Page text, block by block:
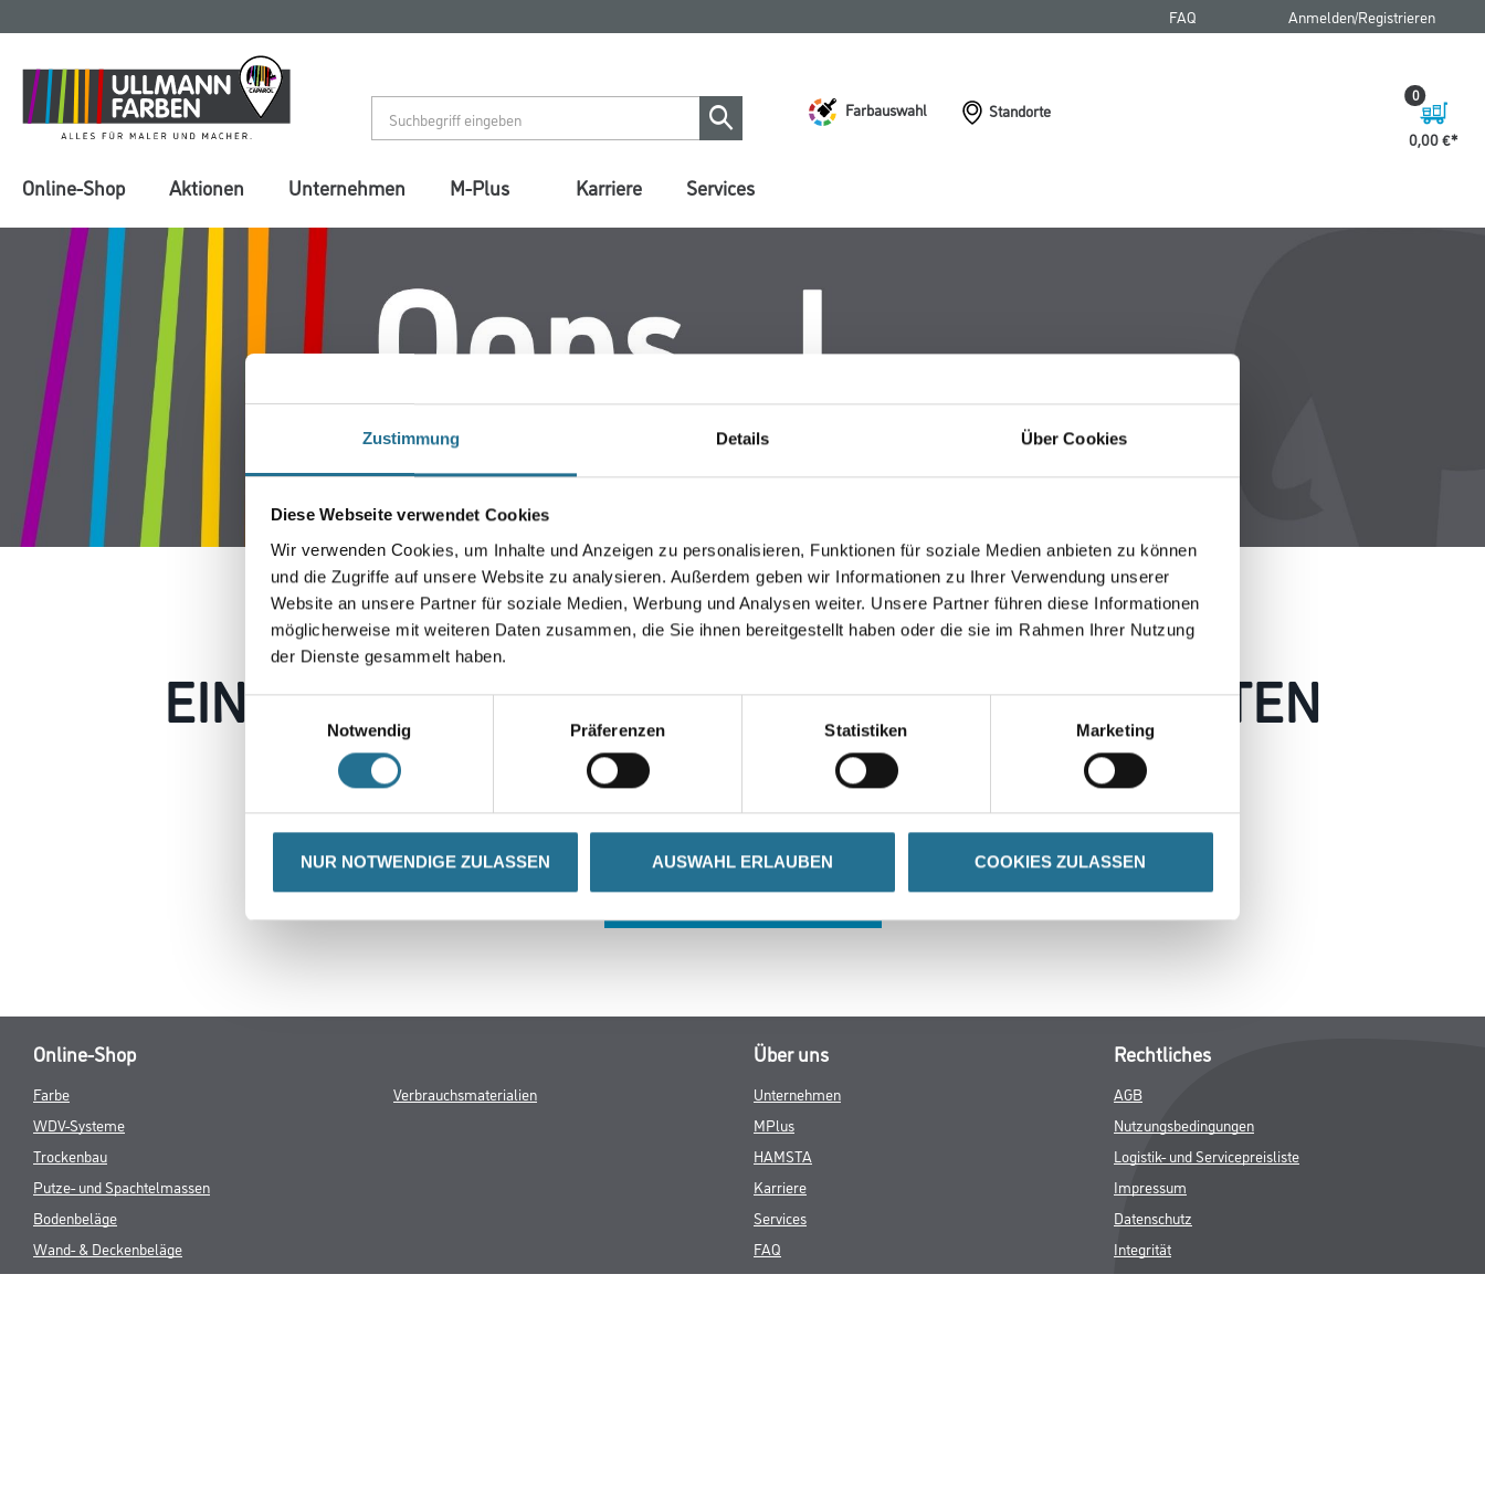
Zustimmung Details Über Cookies
Diese Webseite verwendet Cookies
Wir verwenden Cookies, um Inhalte und Anzeigen zu personalisieren, Funktionen für soziale Medien anbieten zu können
und die Zugriffe auf unsere Website zu analysieren. Außerdem geben wir Informationen zu Ihrer Verwendung unserer
Website an unsere Partner für soziale Medien, Werbung und Analysen weiter. Unsere Partner führen diese Informationen
möglicherweise mit weiteren Daten zusammen, die Sie ihnen bereitgestellt haben oder die sie im Rahmen Ihrer Nutzung
der Dienste gesammelt haben.
Notwendig
Präferenzen Statistiken Marketing
NUR NOTWENDIGE ZULASSEN AUSWAHL ERLAUBEN COOKIES ZULASSEN
springen
springen
FAQ Anmelden/Registrieren
Farbauswahl
Standorte
0,00 €
0
Online-Shop Aktionen Unternehmen M-Plus Karriere Services
EIN KLEINER ZWISCHENFALL IST AUFGETRETEN
Keine Sorge, wir pinseln schon an der Lösung und werden das Problem so schnell wie möglich beheben.
Erkunden Sie in der Zwischenzeit unseren Online-Shop und lassen Sie sich inspirieren.
Online-Shop
Farbe
WDV-Systeme
Trockenbau
Putze- und Spachtelmassen
Bodenbeläge
Wand- & Deckenbeläge
Werkzeug & Maschinen
Verbrauchsmaterialien
Über uns
Unternehmen
MPlus
HAMSTA
Karriere
Services
FAQ
Rechtliches
AGB
Nutzungsbedingungen
Logistik- und Servicepreisliste
Impressum
Datenschutz
Integrität
Kontakt